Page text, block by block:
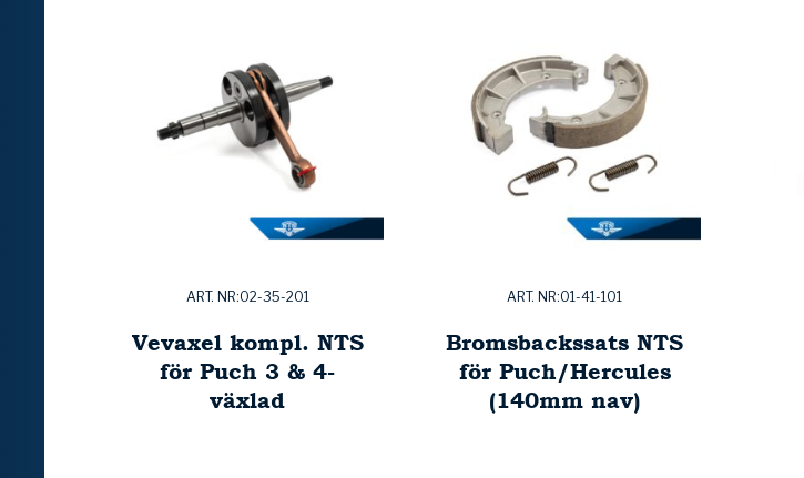
ART. NR:02-35-201
Vevaxel kompl. NTS
för Puch 3 & 4-
växlad
ART. NR:01-41-101
Bromsbackssats NTS
för Puch/Hercules
(140mm nav)